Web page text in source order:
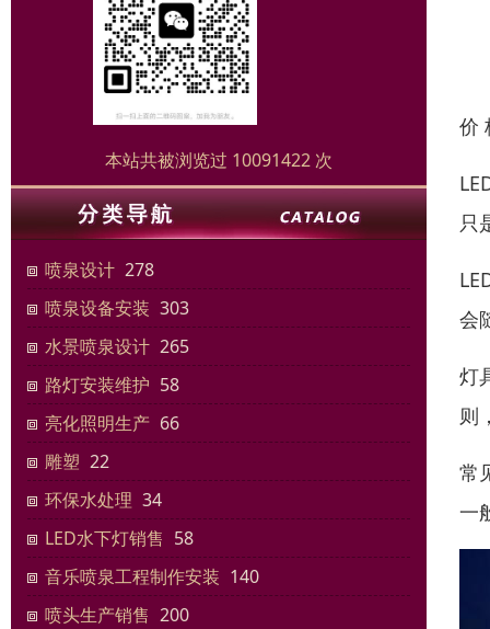
本站共被浏览过 10091422 次
喷泉设计 278
喷泉设备安装 303
水景喷泉设计 265
路灯安装维护 58
亮化照明生产 66
雕塑 22
环保水处理 34
LED水下灯销售 58
音乐喷泉工程制作安装 140
喷头生产销售 200
价
只
会
灯
则
常
一